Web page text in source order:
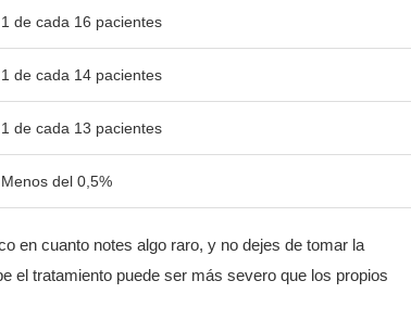
1 de cada 16 pacientes
1 de cada 14 pacientes
1 de cada 13 pacientes
Menos del 0,5%
en cuanto notes algo raro, y no dejes de tomar la
el tratamiento puede ser más severo que los propios